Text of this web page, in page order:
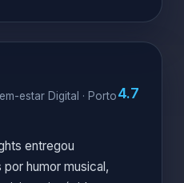
estar Digital · Porto4.7
entregou
humor musical,